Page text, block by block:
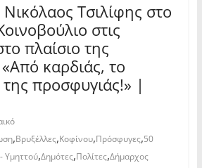
Τσιλίφης στο
στις
πλαίσιο της
καρδιάς, το
της προσφυγιάς!» |
,Βρυξέλλες,Κοφίνου,Πρόσφυγες,50
Υμηττού,Δημότες,Πολίτες,Δήμαρχος